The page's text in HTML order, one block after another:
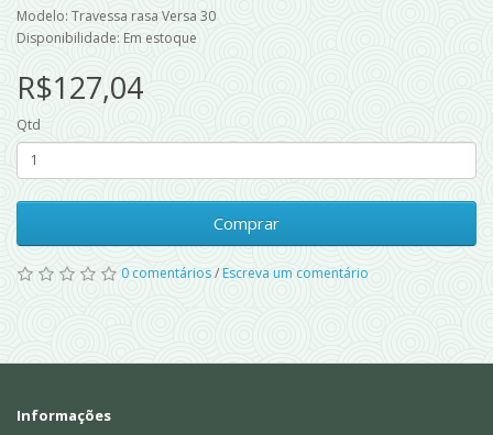
Modelo: Travessa rasa Versa 30
Disponibilidade: Em estoque
R$127,04
Qtd
Comprar
0 comentários/Escreva um comentário
Informações